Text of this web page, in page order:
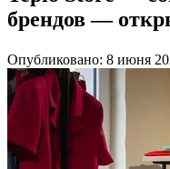
брендов —
Опубликовано: 8 июня